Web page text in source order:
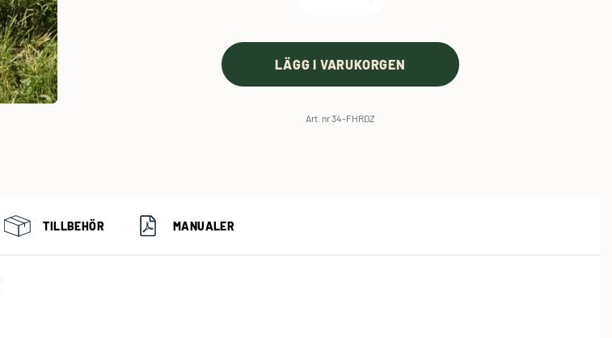
LÄGG I VARUKORGEN
Art. nr 34-FHRDZ
TILLBEHÖR MANUALER